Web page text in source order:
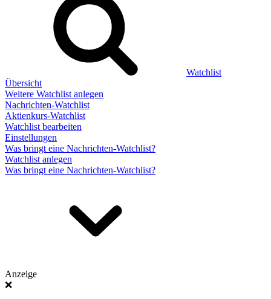
Watchlist
Übersicht
Weitere Watchlist anlegen
Nachrichten-Watchlist
Aktienkurs-Watchlist
Watchlist bearbeiten
Einstellungen
Was bringt eine Nachrichten-Watchlist?
Watchlist anlegen
Was bringt eine Nachrichten-Watchlist?
Anzeige
❌